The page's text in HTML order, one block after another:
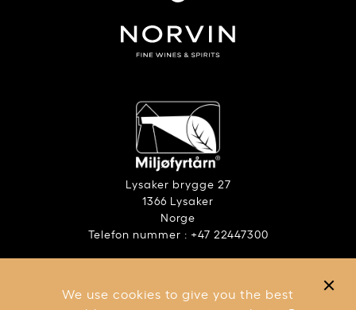
We use cookies to give you the best
Lysaker brygge 27
1366 Lysaker
Norge
Telefon nummer : +47 22447300
VILKÅR OG BETINGELSER